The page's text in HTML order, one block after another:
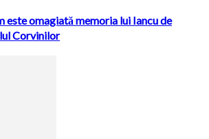
este omagiată memoria lui Iancu de
Corvinilor